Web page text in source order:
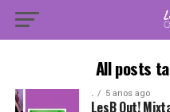
All posts
. 5 anos ago
LesB Out!